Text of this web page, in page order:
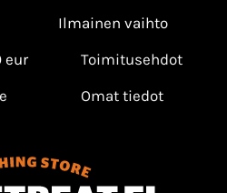
Ilmainen vaihto
eur
Toimitusehdot
Omat tiedot